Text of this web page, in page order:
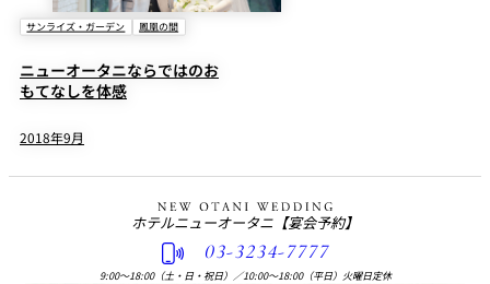
サンライズ・ガーデン 鳳凰の間
ニューオータニならではのお
もてなしを体感
2018年9月
ホテルニューオータニ 【宴会予約】
03-3234-7777
9:00〜18:00（土・日・祝日） ／10:00〜18:00（平日）火曜日定休